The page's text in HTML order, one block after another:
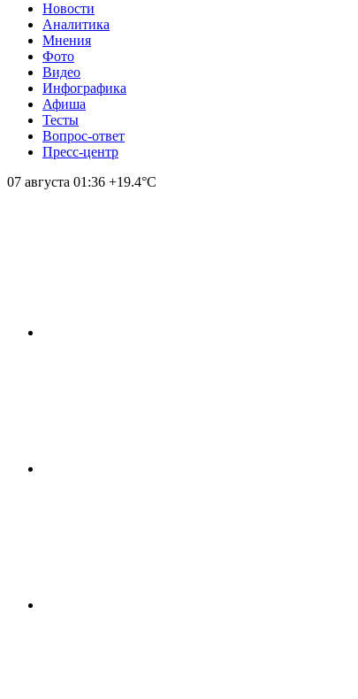
Новости
Аналитика
Мнения
Фото
Видео
Инфографика
Афиша
Тесты
Вопрос-ответ
Пресс-центр
07 августа 01:36 +19.4°С